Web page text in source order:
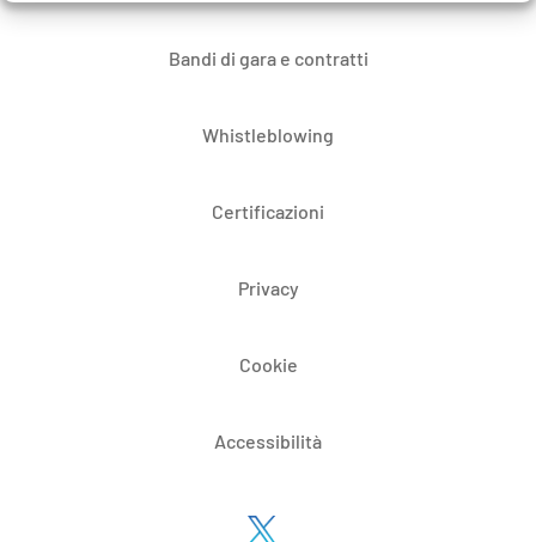
Bandi di gara e contratti
Whistleblowing
Certificazioni
Privacy
Cookie
Accessibilità